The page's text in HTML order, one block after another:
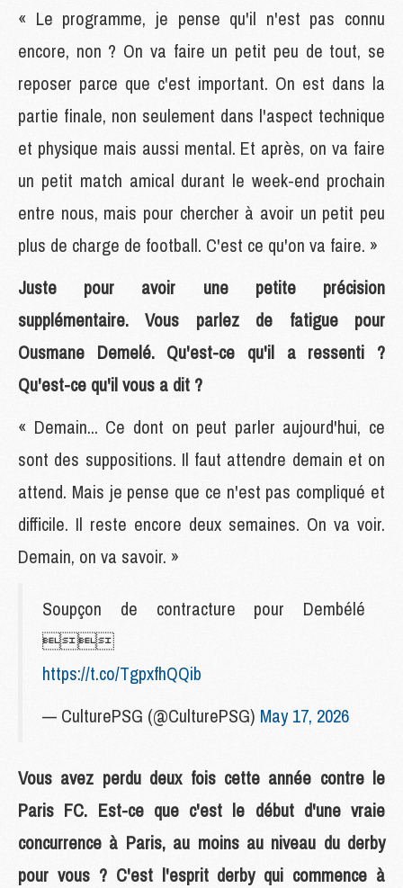
« Le programme, je pense qu'il n'est pas connu
encore, non ? On va faire un petit peu de tout, se
reposer parce que c'est important. On est dans la
partie finale, non seulement dans l'aspect technique
et physique mais aussi mental. Et après, on va faire
un petit match amical durant le week-end prochain
entre nous, mais pour chercher à avoir un petit peu
plus de charge de football. C'est ce qu'on va faire. »
Juste pour avoir une petite précision
supplémentaire. Vous parlez de fatigue pour
Ousmane Demelé. Qu'est-ce qu'il a ressenti ?
Qu'est-ce qu'il vous a dit ?
« Demain... Ce dont on peut parler aujourd'hui, ce
sont des suppositions. Il faut attendre demain et on
attend. Mais je pense que ce n'est pas compliqué et
difficile. Il reste encore deux semaines. On va voir.
Demain, on va savoir. »
Soupçon de contracture pour Dembélé

https://t.co/TgpxfhQQib
— CulturePSG (@CulturePSG) May 17, 2026
Vous avez perdu deux fois cette année contre le
Paris FC. Est-ce que c'est le début d'une vraie
concurrence à Paris, au moins au niveau du derby
pour vous ? C'est l'esprit derby qui commence à